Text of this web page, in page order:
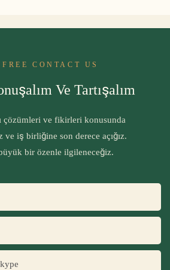
CONTACT US
Ve Tartışalım
çözümleri ve fikirleri konusunda
ve iş birliğine son derece açığız.
bir özenle ilgileneceğiz.